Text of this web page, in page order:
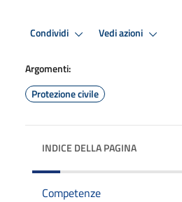
Condividi Vedi azioni
Argomenti:
Protezione civile
INDICE DELLA PAGINA
Competenze